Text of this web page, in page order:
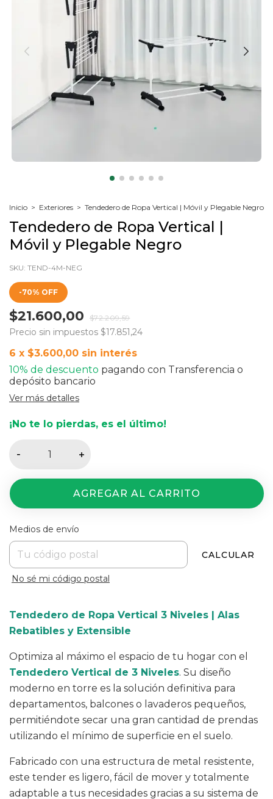
Inicio > Exteriores > Tendedero de Ropa Vertical | Móvil y Plegable Negro
Tendedero de Ropa Vertical |
Móvil y Plegable Negro
SKU: TEND-4M-NEG
-70% OFF
$21.600,00 $72.209,59
Precio sin impuestos $17.851,24
6 x $3.600,00 sin interés
10% de descuento pagando con Transferencia o
depósito bancario
Ver más detalles
¡No te lo pierdas, es el último!
Entregas para el CP:
Medios de envío
CALCULAR
No sé mi código postal
Tendedero de Ropa Vertical 3 Niveles | Alas
Rebatibles y Extensible
Optimiza al máximo el espacio de tu hogar con el
Tendedero Vertical de 3 Niveles. Su diseño
moderno en torre es la solución definitiva para
departamentos, balcones o lavaderos pequeños,
permitiéndote secar una gran cantidad de prendas
utilizando el mínimo de superficie en el suelo.
Fabricado con una estructura de metal resistente,
este tender es ligero, fácil de mover y totalmente
adaptable a tus necesidades gracias a su sistema de